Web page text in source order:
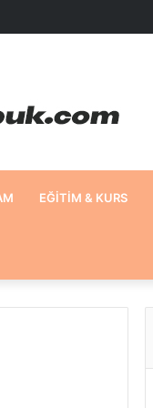
EĞITIM & KURS